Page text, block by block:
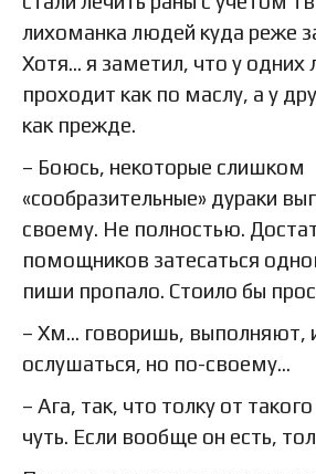
лихоманка людей куда реже
Хотя… я заметил, что у одних
проходит как по маслу, а у
как прежде.
– Боюсь, некоторые слишком
«сообразительные» дураки
своему. Не полностью.
помощников затесаться
пиши пропало. Стоило бы
– Хм… говоришь, выполняют,
ослушаться, но по-своему…
– Ага, так, что толку от
чуть. Если вообще он есть,